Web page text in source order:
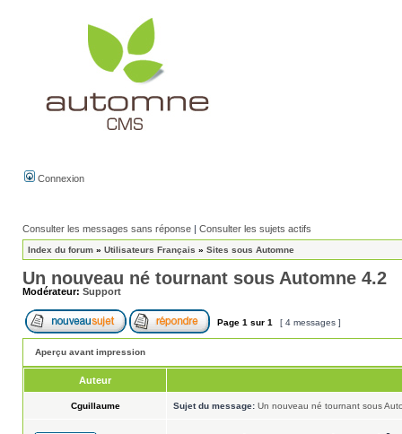
Connexion
Consulter les messages sans réponse | Consulter les sujets actifs
Index du forum » Utilisateurs Français » Sites sous Automne
Un nouveau né tournant sous Automne 4.2
Modérateur: Support
Page 1 sur 1 [ 4 messages ]
Aperçu avant impression
Auteur
Cguillaume Sujet du message: Un nouveau né tournant sous